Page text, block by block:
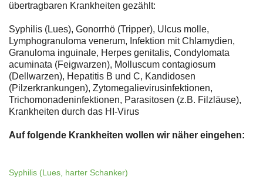
übertragbaren Krankheiten gezählt:
Syphilis (Lues), Gonorrhö (Tripper), Ulcus molle,
Lymphogranuloma venerum, Infektion mit Chlamydien,
Granuloma inguinale, Herpes genitalis, Condylomata
acuminata (Feigwarzen), Molluscum contagiosum
(Dellwarzen), Hepatitis B und C, Kandidosen
(Pilzerkrankungen), Zytomegalievirusinfektionen,
Trichomonadeninfektionen, Parasitosen (z.B. Filzläuse),
Krankheiten durch das HI-Virus
Auf folgende Krankheiten wollen wir näher eingehen:
Syphilis (Lues, harter Schanker)